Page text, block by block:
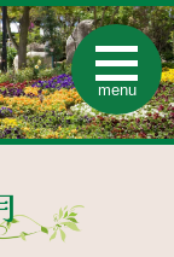
t
o
g
g
l
e
menu